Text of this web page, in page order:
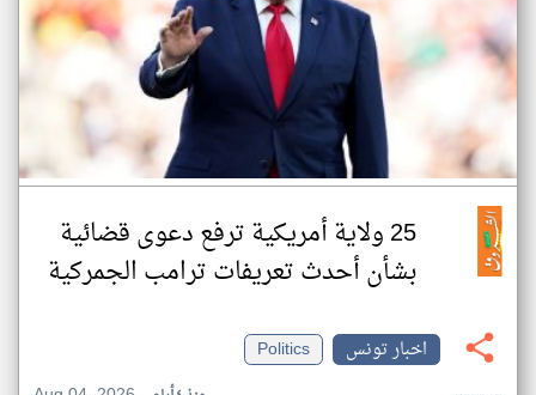
25 ولاية أمريكية ترفع دعوى قضائية
بشأن أحدث تعريفات ترامب الجمركية
اخبار تونس
Politics